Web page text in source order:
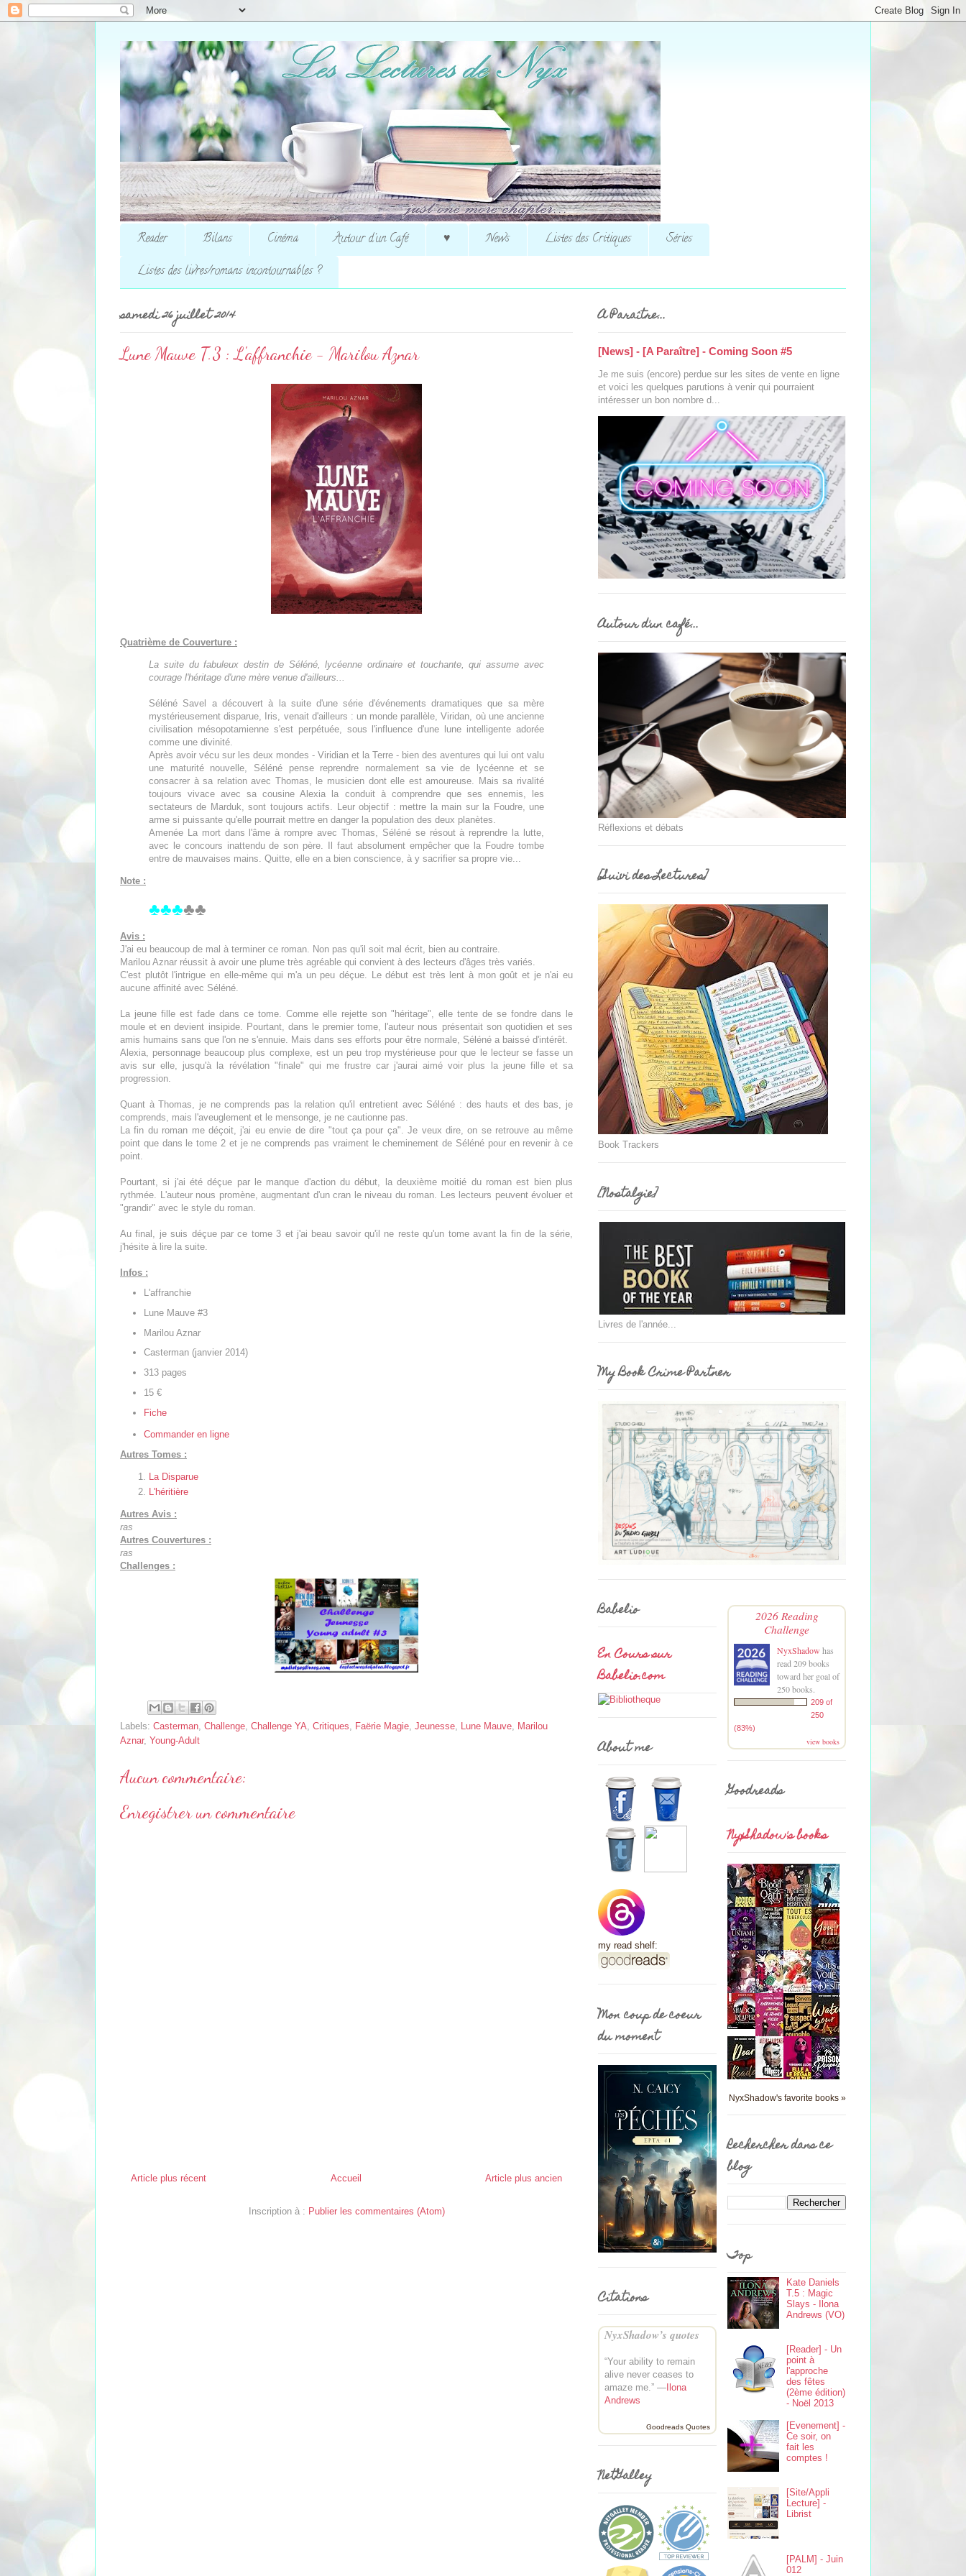
Reader Bilans Cinéma Autour d'un Café ♥ News Listes des Critiques
Séries
Listes des livres/romans incontournables ?
samedi 26 juillet 2014
Lune Mauve T.3 : L'affranchie - Marilou Aznar
Quatrième de Couverture :
La suite du fabuleux destin de Séléné, lycéenne ordinaire et touchante, qui assume avec
courage l'héritage d'une mère venue d'ailleurs...
Séléné Savel a découvert à la suite d'une série d'événements dramatiques que sa mère
mystérieusement disparue, Iris, venait d'ailleurs : un monde parallèle, Viridan, où une ancienne
civilisation mésopotamienne s'est perpétuée, sous l'influence d'une lune intelligente adorée
comme une divinité.
Après avoir vécu sur les deux mondes - Viridian et la Terre - bien des aventures qui lui ont valu
une maturité nouvelle, Séléné pense reprendre normalement sa vie de lycéenne et se
consacrer à sa relation avec Thomas, le musicien dont elle est amoureuse. Mais sa rivalité
toujours vivace avec sa cousine Alexia la conduit à comprendre que ses ennemis, les
sectateurs de Marduk, sont toujours actifs. Leur objectif : mettre la main sur la Foudre, une
arme si puissante qu'elle pourrait mettre en danger la population des deux planètes.
Amenée La mort dans l'âme à rompre avec Thomas, Séléné se résout à reprendre la lutte,
avec le concours inattendu de son père. Il faut absolument empêcher que la Foudre tombe
entre de mauvaises mains. Quitte, elle en a bien conscience, à y sacrifier sa propre vie...
Note :
♣♣♣♣♣
Avis :
J'ai eu beaucoup de mal à terminer ce roman. Non pas qu'il soit mal écrit, bien au contraire.
Marilou Aznar réussit à avoir une plume très agréable qui convient à des lecteurs d'âges très variés.
C'est plutôt l'intrigue en elle-même qui m'a un peu déçue. Le début est très lent à mon goût et je n'ai eu
aucune affinité avec Séléné.
La jeune fille est fade dans ce tome. Comme elle rejette son "héritage", elle tente de se fondre dans le
moule et en devient insipide. Pourtant, dans le premier tome, l'auteur nous présentait son quotidien et ses
amis humains sans que l'on ne s'ennuie. Mais dans ses efforts pour être normale, Séléné a baissé d'intérêt.
Alexia, personnage beaucoup plus complexe, est un peu trop mystérieuse pour que le lecteur se fasse un
avis sur elle, jusqu'à la révélation "finale" qui me frustre car j'aurai aimé voir plus la jeune fille et sa
progression.
Quant à Thomas, je ne comprends pas la relation qu'il entretient avec Séléné : des hauts et des bas, je
comprends, mais l'aveuglement et le mensonge, je ne cautionne pas.
La fin du roman me déçoit, j'ai eu envie de dire "tout ça pour ça". Je veux dire, on se retrouve au même
point que dans le tome 2 et je ne comprends pas vraiment le cheminement de Séléné pour en revenir à ce
point.
Pourtant, si j'ai été déçue par le manque d'action du début, la deuxième moitié du roman est bien plus
rythmée. L'auteur nous promène, augmentant d'un cran le niveau du roman. Les lecteurs peuvent évoluer et
"grandir" avec le style du roman.
Au final, je suis déçue par ce tome 3 et j'ai beau savoir qu'il ne reste qu'un tome avant la fin de la série,
j'hésite à lire la suite.
Infos :
L'affranchie
Lune Mauve #3
Marilou Aznar
Casterman (janvier 2014)
313 pages
15 €
Fiche
Commander en ligne
Autres Tomes :
La Disparue
L'héritière
Autres Avis :
ras
Autres Couvertures :
ras
Challenges :
Labels: Casterman, Challenge, Challenge YA, Critiques, Faërie Magie, Jeunesse, Lune Mauve, Marilou
Aznar, Young-Adult
Aucun commentaire:
Enregistrer un commentaire
Article plus récent Article plus ancien
Accueil
Inscription à : Publier les commentaires (Atom)
A Paraître...
[News] - [A Paraître] - Coming Soon #5
Je me suis (encore) perdue sur les sites de vente en ligne
et voici les quelques parutions à venir qui pourraient
intéresser un bon nombre d...
Autour d'un café...
Réflexions et débats
[Suivi des Lectures]
Book Trackers
[Nostalgie]
Livres de l'année...
My Book Crime Partner
Babelio
En Cours sur
Babelio.com
About me
my read shelf:
Mon coup de coeur
du moment
Citations
NyxShadow’s quotes
“Your ability to remain
alive never ceases to
amaze me.” — Ilona
Andrews
Goodreads Quotes
NetGalley
2026 Reading
Challenge
NyxShadow has
read 209 books
toward her goal of
250 books.
209 of
250
(83%)
view books
Goodreads
NyxShadow's books
NyxShadow's favorite books »
Rechercher dans ce
blog
Top
Kate Daniels
T.5 : Magic
Slays - Ilona
Andrews (VO)
[Reader] - Un
point à
l'approche
des fêtes
(2ème édition)
- Noël 2013
[Evenement] -
Ce soir, on
fait les
comptes !
[Site/Appli
Lecture] -
Librist
[PALM] - Juin
012